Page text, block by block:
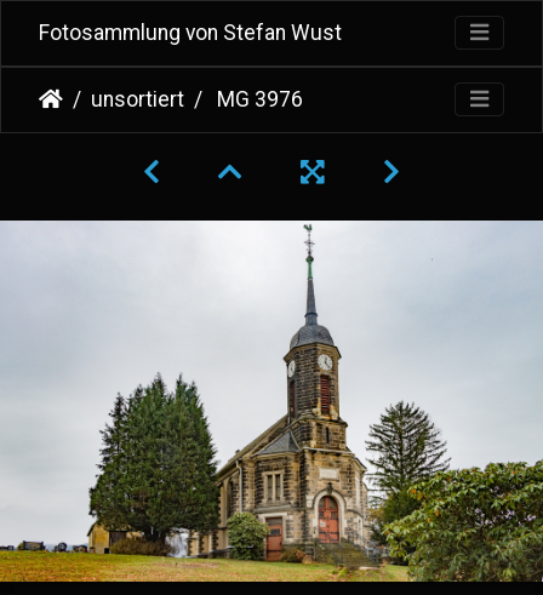
Fotosammlung von Stefan Wust
unsortiert MG 3976